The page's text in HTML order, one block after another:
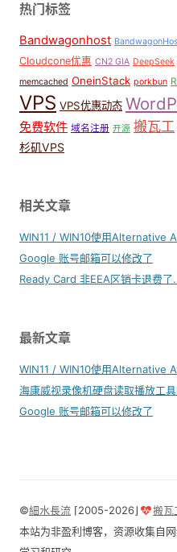
热门标签
Bandwagonhost
Cloudcone优惠 CN2 GIA DeepSeek
memcached OneinStack porkbun
VPS VPS优惠动态
免费软件 域名注册 开源 搬瓦工
杉矶VPS
相关文章
WIN11 / WIN10使用Alternative
Google 账号邮箱可以修改了
Ready Card 非EEA区销卡退费了
最新文章
WIN11 / WIN10使用Alternative
海康威视录像机硬盘读取播放工
Google 账号邮箱可以修改了
©細水長流 ⌈2005-2026⌋ 搬瓦
本站为非盈利博客，资源收集自